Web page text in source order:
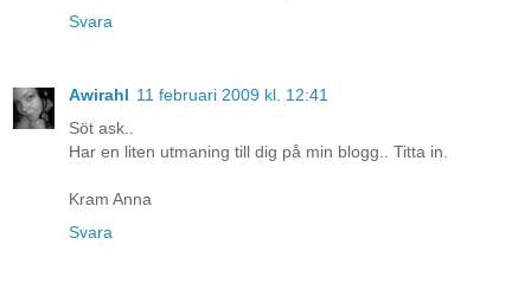
Svara
Awirahl 11 februari 2009 kl. 12:41
Söt ask..
Har en liten utmaning till dig på min blogg.. Titta in.
Kram Anna
Svara